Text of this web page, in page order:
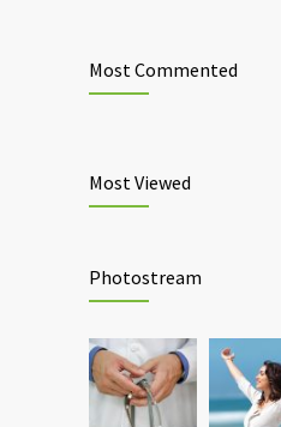
Most Commented
Most Viewed
Photostream